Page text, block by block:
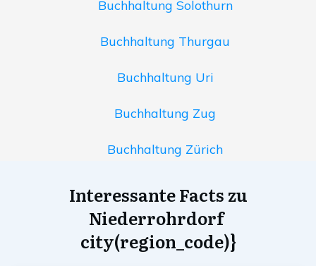
Buchhaltung Solothurn
Buchhaltung Thurgau
Buchhaltung Uri
Buchhaltung Zug
Buchhaltung Zürich
Interessante Facts zu
Niederrohrdorf
city(region_code)}